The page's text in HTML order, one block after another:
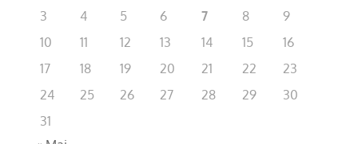
3
4 5 6 7 8
9
10
11 12 13 14 15
16
17
18 19 20 21 22
23
24
25 26 27 28 29
30
31